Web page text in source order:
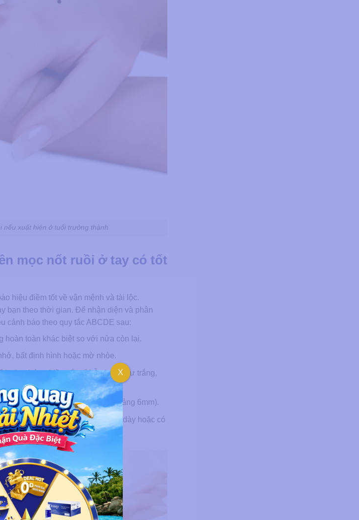
nếu xuất hiện ở tuổi trưởng thành
mọc nốt ruồi ở tay có tốt
hiệu điềm tốt về vận mệnh và tài lộc.
bạn theo thời gian. Để nhận diện và phân
cảnh báo theo quy tắc ABCDE sau:
hoàn toàn khác biệt so với nửa còn lại.
bất định hình hoặc mờ nhòe.
hoặc chứa nhiều sắc tố hỗn hợp như trắng,
kính vượt quá 1/4 inch (khoảng 6mm).
trúc về kích thước, màu sắc, độ dày hoặc có
X